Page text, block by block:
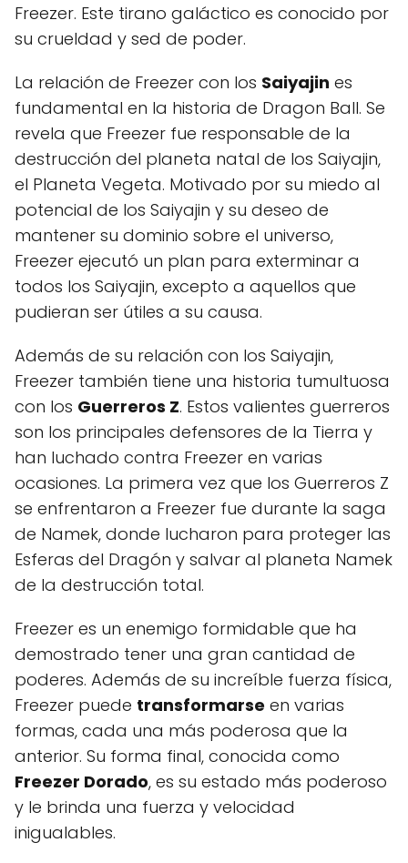
Freezer. Este tirano galáctico es conocido por
su crueldad y sed de poder.
La relación de Freezer con los Saiyajin es
fundamental en la historia de Dragon Ball. Se
revela que Freezer fue responsable de la
destrucción del planeta natal de los Saiyajin,
el Planeta Vegeta. Motivado por su miedo al
potencial de los Saiyajin y su deseo de
mantener su dominio sobre el universo,
Freezer ejecutó un plan para exterminar a
todos los Saiyajin, excepto a aquellos que
pudieran ser útiles a su causa.
Además de su relación con los Saiyajin,
Freezer también tiene una historia tumultuosa
con los Guerreros Z. Estos valientes guerreros
son los principales defensores de la Tierra y
han luchado contra Freezer en varias
ocasiones. La primera vez que los Guerreros Z
se enfrentaron a Freezer fue durante la saga
de Namek, donde lucharon para proteger las
Esferas del Dragón y salvar al planeta Namek
de la destrucción total.
Freezer es un enemigo formidable que ha
demostrado tener una gran cantidad de
poderes. Además de su increíble fuerza física,
Freezer puede transformarse en varias
formas, cada una más poderosa que la
anterior. Su forma final, conocida como
Freezer Dorado, es su estado más poderoso
y le brinda una fuerza y velocidad
inigualables.